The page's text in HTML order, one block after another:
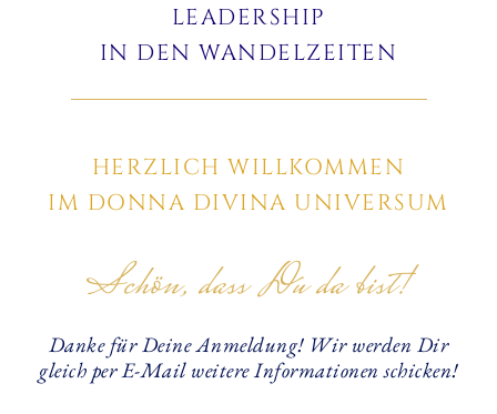
LEADERSHIP
IN DEN WANDELZEITEN
HERZLICH WILLKOMMEN
IM DONNA DIVINA UNIVERSUM
Schön, dass Du da bist!
Danke für Deine Anmeldung! Wir werden Dir
gleich per E-Mail weitere Informationen schicken!